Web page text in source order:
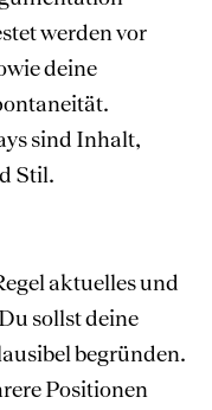
werden vor
deine
sind Inhalt,
Stil.
aktuelles und
sollst deine
begründen.
Positionen